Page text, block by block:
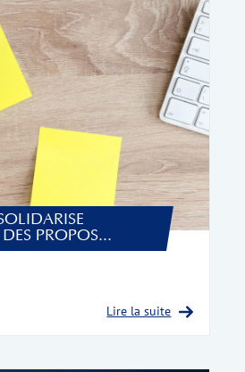
PROPOS...
Lire la suite